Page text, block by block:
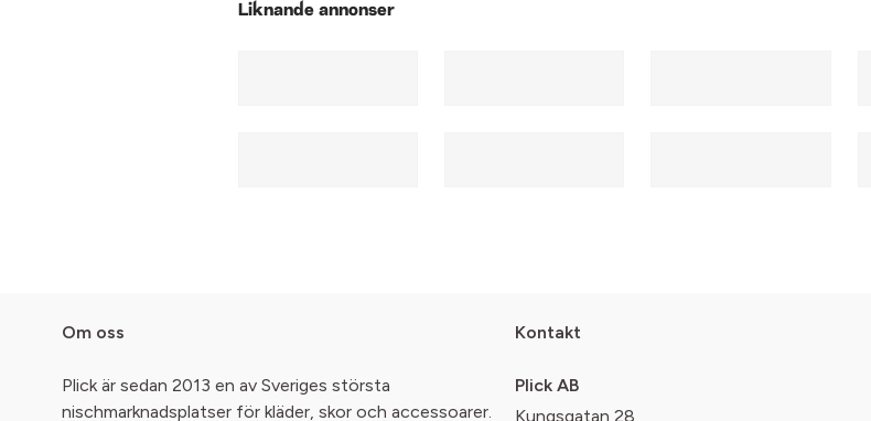
Liknande annonser
Om oss
Plick är sedan 2013 en av Sveriges största
nischmarknadsplatser för kläder, skor och accessoarer.
Kontakt
Plick AB
Kungsgatan 28